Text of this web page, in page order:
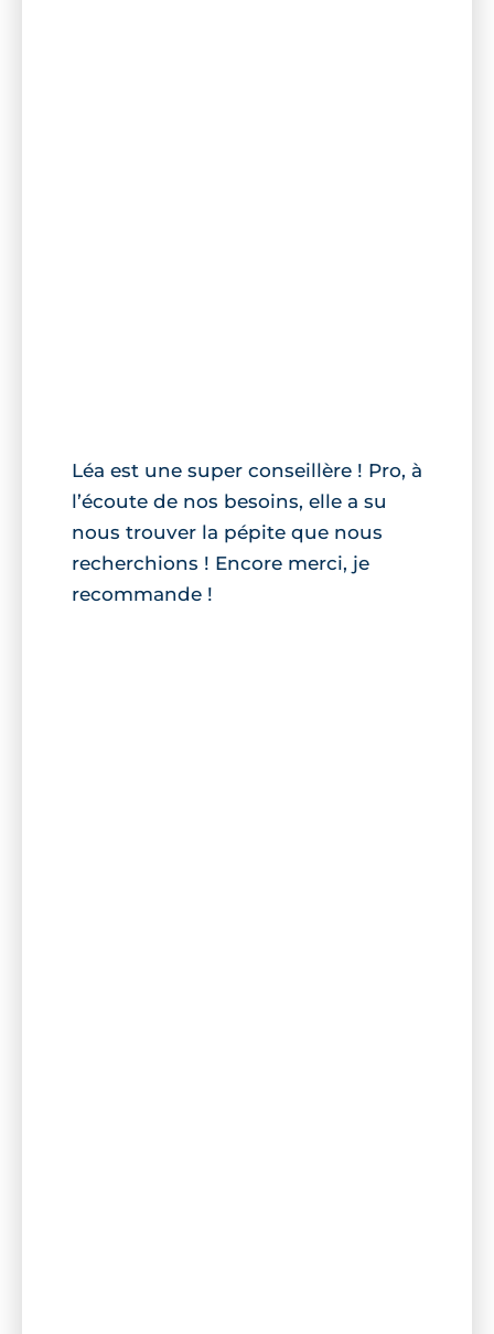
Léa est une super conseillère ! Pro, à
l’écoute de nos besoins, elle a su
nous trouver la pépite que nous
recherchions ! Encore merci, je
recommande !